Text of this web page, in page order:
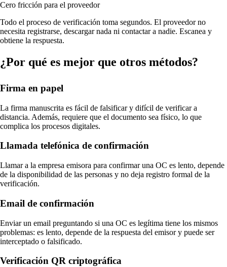
Cero fricción para el proveedor
Todo el proceso de verificación toma segundos. El proveedor no
necesita registrarse, descargar nada ni contactar a nadie. Escanea y
obtiene la respuesta.
¿Por qué es mejor que otros métodos?
Firma en papel
La firma manuscrita es fácil de falsificar y difícil de verificar a
distancia. Además, requiere que el documento sea físico, lo que
complica los procesos digitales.
Llamada telefónica de confirmación
Llamar a la empresa emisora para confirmar una OC es lento, depende
de la disponibilidad de las personas y no deja registro formal de la
verificación.
Email de confirmación
Enviar un email preguntando si una OC es legítima tiene los mismos
problemas: es lento, depende de la respuesta del emisor y puede ser
interceptado o falsificado.
Verificación QR criptográfica